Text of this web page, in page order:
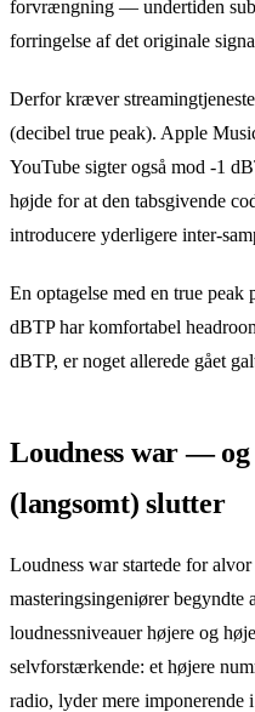
forvrængning — undertiden
forringelse af det originale
Derfor kræver
(decibel true peak). Apple
YouTube sigter også mod -1
højde for at den tabsgivende
introducere yderligere inter-
En optagelse med en true
dBTP har komfortabel
dBTP, er noget allerede gået
Loudness war —
(langsomt) slutter
Loudness war startede for
masteringsingeniører begyndte
loudnessniveauer højere og
selvforstærkende: et højere
radio, lyder mere